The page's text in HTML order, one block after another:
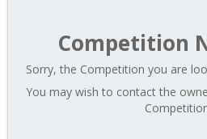
Competition
Sorry, the Competition you are
You may wish to contact the